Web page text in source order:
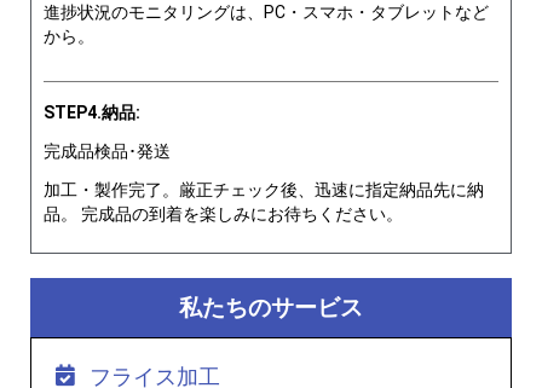
進捗状況のモニタリングは、PC・スマホ・タブレットなど
から。
STEP4.納品:
完成品検品･発送
加工・製作完了。厳正チェック後、迅速に指定納品先に納
品。 完成品の到着を楽しみにお待ちください。
私たちのサービス
フライス加工